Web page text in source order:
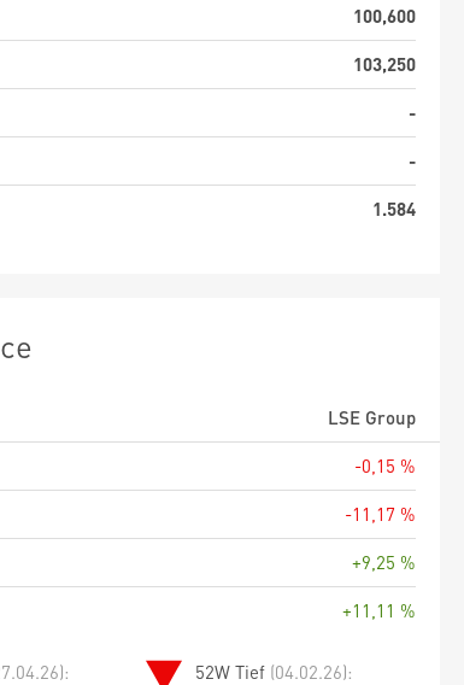
100,600
103,250
-
-
1.584
LSE Group
-0,15 %
-11,17 %
+9,25 %
+11,11 %
52W Tief (04.02.26):